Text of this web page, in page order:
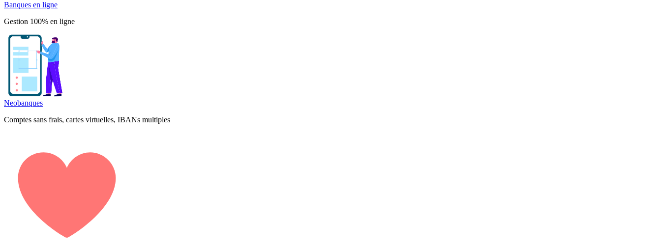
Banques en ligne
Gestion 100% en ligne
Neobanques
Comptes sans frais, cartes virtuelles, IBANs multiples